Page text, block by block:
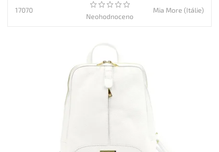
17070
Neohodnoceno
Mia More (Itálie)